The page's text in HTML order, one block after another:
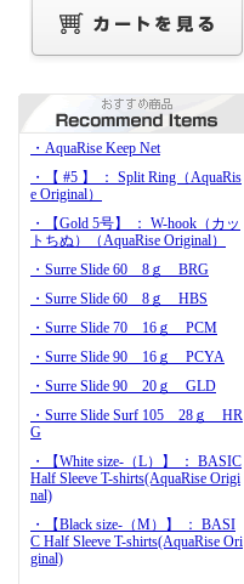
・AquaRise Keep Net
・【 #5 】 ： Split Ring（AquaRis
e Original）
・【Gold 5号】 ： W-hook（カッ
トちぬ）（AquaRise Original）
・Surre Slide 60 8ｇ BRG
・Surre Slide 60 8ｇ HBS
・Surre Slide 70 16ｇ PCM
・Surre Slide 90 16ｇ PCYA
・Surre Slide 90 20ｇ GLD
・Surre Slide Surf 105 28ｇ HR
G
・【White size-（L）】 ： BASIC
Half Sleeve T-shirts(AquaRise Origi
nal)
・【Black size-（M）】 ： BASI
C Half Sleeve T-shirts(AquaRise Ori
ginal)